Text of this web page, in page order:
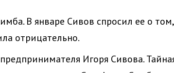
В январе Сивов спросил ее о том,
отрицательно.
Игоря Сивова.